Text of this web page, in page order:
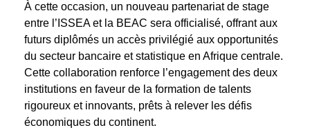
À cette occasion, un nouveau partenariat de stage
entre l’ISSEA et la BEAC sera officialisé, offrant aux
futurs diplômés un accès privilégié aux opportunités
du secteur bancaire et statistique en Afrique centrale.
Cette collaboration renforce l’engagement des deux
institutions en faveur de la formation de talents
rigoureux et innovants, prêts à relever les défis
économiques du continent.